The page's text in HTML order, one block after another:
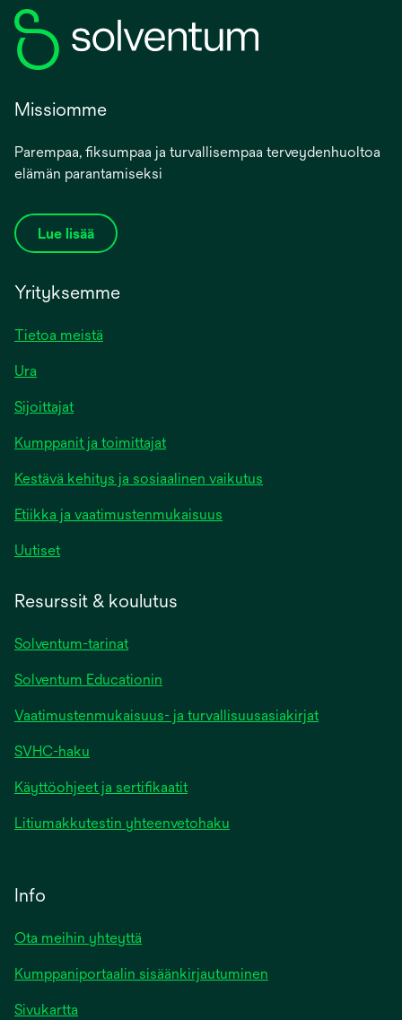
Missiomme
Parempaa, fiksumpaa ja turvallisempaa terveydenhuoltoa
elämän parantamiseksi
Lue lisää
Yrityksemme
Tietoa meistä
Ura
Sijoittajat
Kumppanit ja toimittajat
Kestävä kehitys ja sosiaalinen vaikutus
Etiikka ja vaatimustenmukaisuus
Uutiset
Resurssit & koulutus
Solventum-tarinat
Solventum Educationin
Vaatimustenmukaisuus- ja turvallisuusasiakirjat
SVHC-haku
Käyttöohjeet ja sertifikaatit
Litiumakkutestin yhteenvetohaku
Info
Ota meihin yhteyttä
Kumppaniportaalin sisäänkirjautuminen
Sivukartta